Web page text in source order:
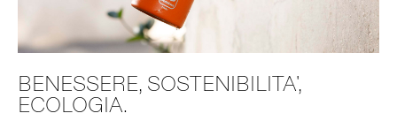
BENESSERE, SOSTENIBILITA',
ECOLOGIA.